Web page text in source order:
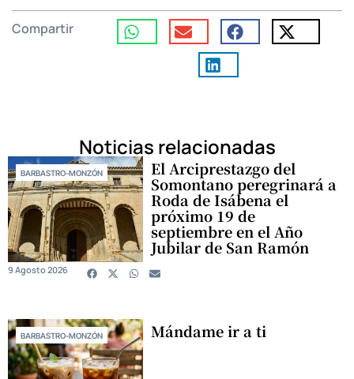
Compartir
Noticias relacionadas
BARBASTRO-MONZÓN El Arciprestazgo del
Somontano peregrinará a
Roda de Isábena el
próximo 19 de
septiembre en el Año
Jubilar de San Ramón
9 Agosto 2026
BARBASTRO-MONZÓN Mándame ir a ti